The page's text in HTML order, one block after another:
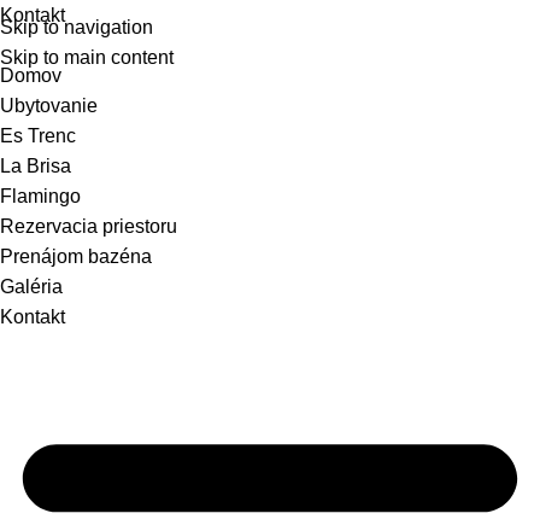
Skip to navigation
Skip to main content
Kontakt
Domov
Ubytovanie
Es Trenc
La Brisa
Flamingo
Rezervacia priestoru
Prenájom bazéna
Galéria
Kontakt